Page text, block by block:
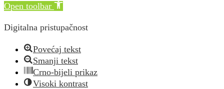
Open toolbar
Digitalna pristupačnost
Povećaj tekst
Smanji tekst
Crno-bijeli prikaz
Visoki kontrast